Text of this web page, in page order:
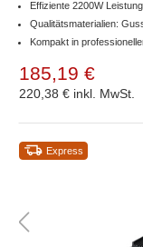
Effiziente 2200W Leistung
Qualitätsmaterialien:
Kompakt in
185,19 €
220,38 € inkl. MwSt.
Express